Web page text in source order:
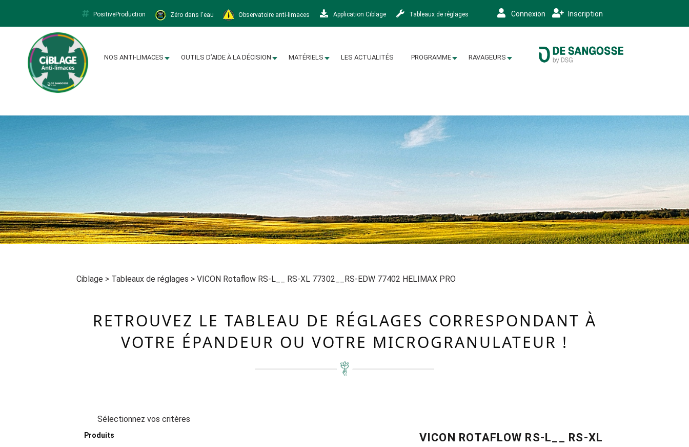
PositiveProduction Zéro dans l'eau Observatoire anti-limaces Application Ciblage Tableaux de réglages Connexion Inscription
NOS ANTI-LIMACES OUTILS D’AIDE À LA DÉCISION MATÉRIELS LES ACTUALITÉS PROGRAMME RAVAGEURS
Ciblage > Tableaux de réglages >VICON Rotaflow RS-L__ RS-XL 77302__RS-EDW 77402 HELIMAX PRO
RETROUVEZ LE TABLEAU DE RÉGLAGES CORRESPONDANT À
VOTRE ÉPANDEUR OU VOTRE MICROGRANULATEUR !
Sélectionnez vos critères
Produits
VICON ROTAFLOW RS-L__ RS-XL